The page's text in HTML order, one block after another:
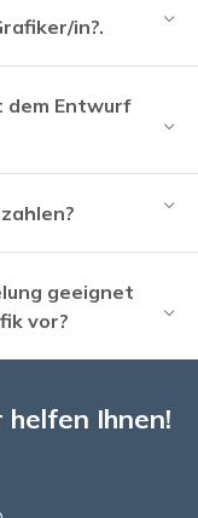
in?.
dem Entwurf
geeignet
vor?
Ihnen!